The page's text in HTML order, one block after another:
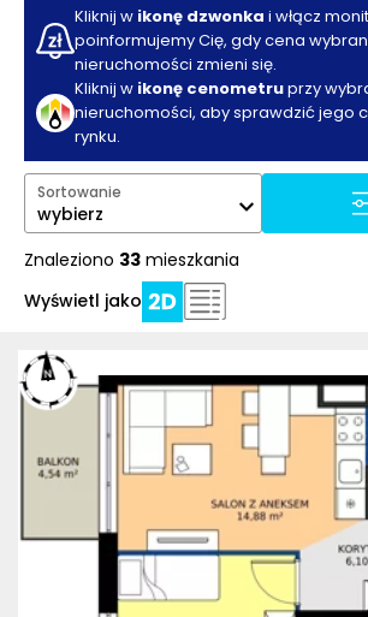
Kliknij w ikonę dzwonka i włącz
poinformujemy Cię, gdy cena
nieruchomości zmieni się.
Kliknij w ikonę cenometruprzy
nieruchomości, aby sprawdzić jego
rynku.
Sortowanie
wybierz
Znaleziono 33 mieszkania
Wyświetl jako